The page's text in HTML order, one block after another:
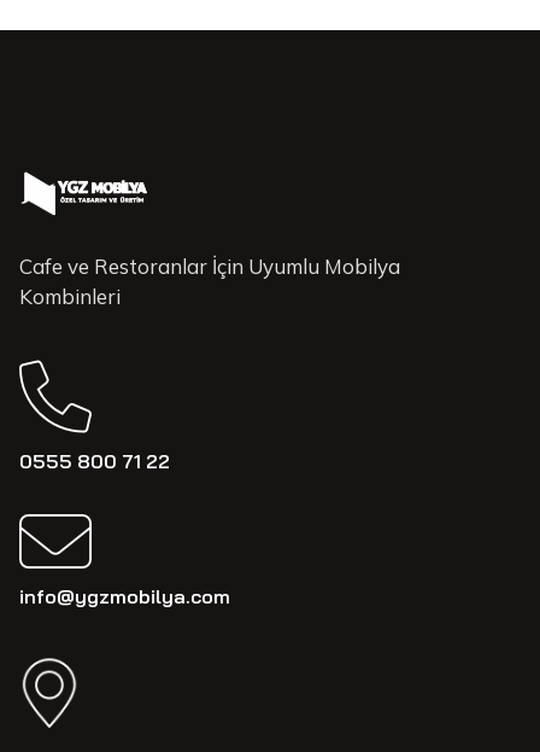
Cafe ve Restoranlar İçin Uyumlu Mobilya
Kombinleri
0555 800 71 22
info@ygzmobilya.com